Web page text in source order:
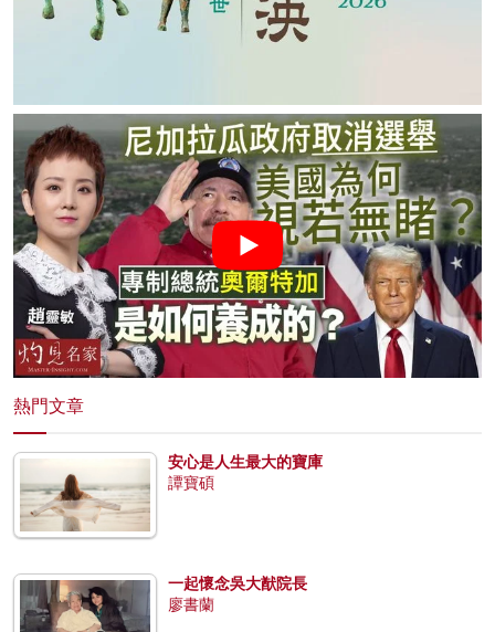
熱門文章
安心是人生最大的寶庫
譚寶碩
一起懷念吳大猷院長
廖書蘭